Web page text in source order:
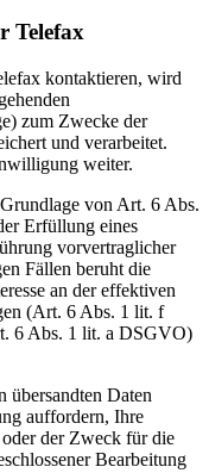
Telefax
kontaktieren, wird
zum Zwecke der
und verarbeitet.
weiter.
von Art. 6 Abs.
Erfüllung eines
vorvertraglicher
Fällen beruht die
an der effektiven
(Art. 6 Abs. 1 lit. f
6 Abs. 1 lit. a DSGVO)
übersandten Daten
auffordern, Ihre
der Zweck für die
Bearbeitung